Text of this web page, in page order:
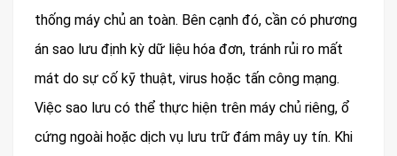
thống máy chủ an toàn. Bên cạnh đó, cần có phương
án sao lưu định kỳ dữ liệu hóa đơn, tránh rủi ro mất
mát do sự cố kỹ thuật, virus hoặc tấn công mạng.
Việc sao lưu có thể thực hiện trên máy chủ riêng, ổ
cứng ngoài hoặc dịch vụ lưu trữ đám mây uy tín. Khi